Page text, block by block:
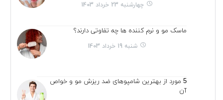
چهارشنبه 23 خرداد 1403
ماسک مو و نرم کننده ها چه تفاوتی دارند؟
شنبه 19 خرداد 1403
5 مورد از بهترین شامپوهای ضد ریزش مو و خواص
آن